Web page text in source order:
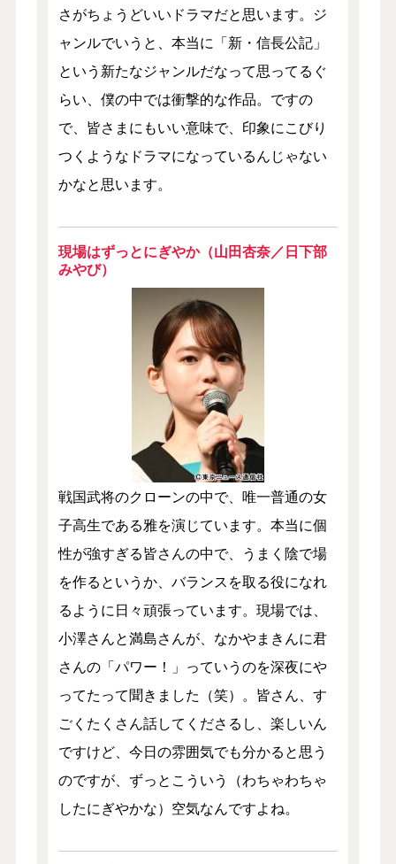
さがちょうどいいドラマだと思います。ジ
ャンルでいうと、本当に「新・信長公記」
という新たなジャンルだなって思ってるぐ
らい、僕の中では衝撃的な作品。ですの
で、皆さまにもいい意味で、印象にこびり
つくようなドラマになっているんじゃない
かなと思います。
現場はずっとにぎやか（山田杏奈／日下部
みやび）
戦国武将のクローンの中で、唯一普通の女
子高生である雅を演じています。本当に個
性が強すぎる皆さんの中で、うまく陰で場
を作るというか、バランスを取る役になれ
るように日々頑張っています。現場では、
小澤さんと満島さんが、なかやまきんに君
さんの「パワー！」っていうのを深夜にや
ってたって聞きました（笑）。皆さん、す
ごくたくさん話してくださるし、楽しいん
ですけど、今日の雰囲気でも分かると思う
のですが、ずっとこういう（わちゃわちゃ
したにぎやかな）空気なんですよね。